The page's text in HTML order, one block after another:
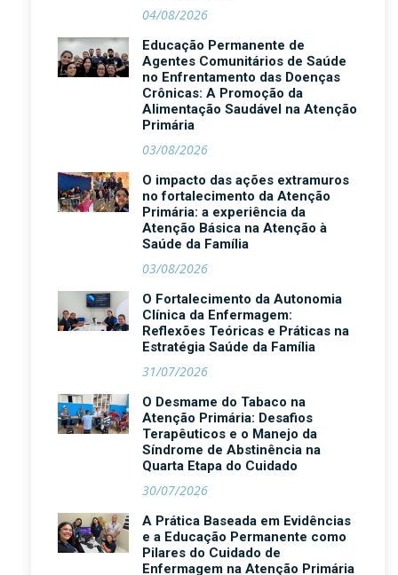
04/08/2026
Educação Permanente de
Agentes Comunitários de Saúde
no Enfrentamento das Doenças
Crônicas: A Promoção da
Alimentação Saudável na Atenção
Primária
03/08/2026
O impacto das ações extramuros
no fortalecimento da Atenção
Primária: a experiência da
Atenção Básica na Atenção à
Saúde da Família
03/08/2026
O Fortalecimento da Autonomia
Clínica da Enfermagem:
Reflexões Teóricas e Práticas na
Estratégia Saúde da Família
31/07/2026
O Desmame do Tabaco na
Atenção Primária: Desafios
Terapêuticos e o Manejo da
Síndrome de Abstinência na
Quarta Etapa do Cuidado
30/07/2026
A Prática Baseada em Evidências
e a Educação Permanente como
Pilares do Cuidado de
Enfermagem na Atenção Primária